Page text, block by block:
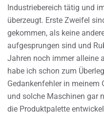
Industriebereich tätig und
überzeugt. Erste Zweifel
gekommen, als keine
aufgesprungen sind und
Jahren noch immer alleine
habe ich schon zum
Gedankenfehler in
und solche Maschinen gar
die Produktpalette